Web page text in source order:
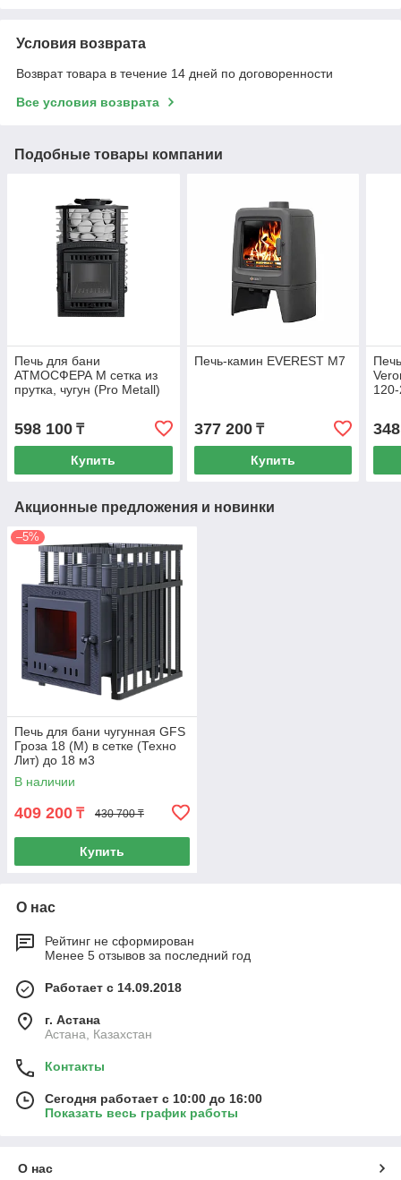
Условия возврата
Возврат товара в течение 14 дней по договоренности
Все условия возврата
Подобные товары компании
Печь для бани
АТМОСФЕРА М сетка из
прутка, чугун (Pro Metall)
598 100 ₸
Купить
Печь-камин EVEREST М7
377 200₸
Купить
Акционные предложения и новинки
–5%
Печь для бани чугунная GFS
Гроза 18 (М) в сетке (Техно
Лит) до 18 м3
В наличии
409 200 ₸ 430 700 ₸
Купить
О нас
Рейтинг не сформирован
Менее 5 отзывов за последний год
Работает с 14.09.2018
г. Астана
Астана, Казахстан
Контакты
Сегодня работает с 10:00 до 16:00
Показать весь график работы
О нас